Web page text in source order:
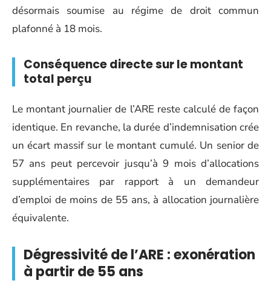
désormais soumise au régime de droit commun
plafonné à 18 mois.
Conséquence directe sur le montant
total perçu
Le montant journalier de l’ARE reste calculé de façon
identique. En revanche, la durée d’indemnisation crée
un écart massif sur le montant cumulé. Un senior de
57 ans peut percevoir jusqu’à 9 mois d’allocations
supplémentaires par rapport à un demandeur
d’emploi de moins de 55 ans, à allocation journalière
équivalente.
Dégressivité de l’ARE : exonération
à partir de 55 ans